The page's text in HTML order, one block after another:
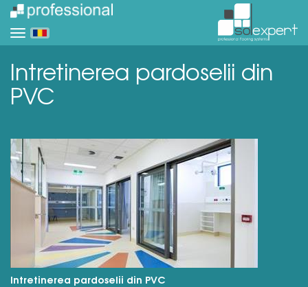
Intretinerea pardoselii din
PVC
Intretinerea pardoselii din PVC